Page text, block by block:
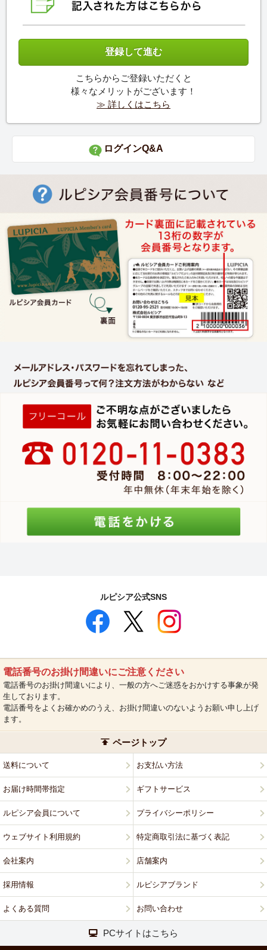
こちらからご登録いただくと
様々なメリットがございます！
≫ 詳しくはこちら
ルピシア公式SNS
電話番号のお掛け間違いにご注意ください
電話番号のお掛け間違いにより、一般の方へご迷惑をおかけする事象が発
生しております。
電話番号をよくお確かめのうえ、お掛け間違いのないようお願い申し上げ
ます。
ページトップ
送料について お支払い方法
お届け時間帯指定 ギフトサービス
ルピシア会員について プライバシーポリシー
ウェブサイト利用規約 特定商取引法に基づく表記
会社案内 店舗案内
採用情報 ルピシアブランド
よくある質問 お問い合わせ
PCサイトはこちら